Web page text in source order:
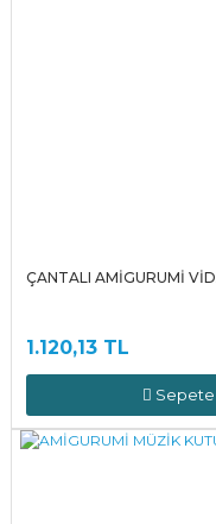
ÇANTALI AMİGURUMİ
1.120,13 TL
Sepete